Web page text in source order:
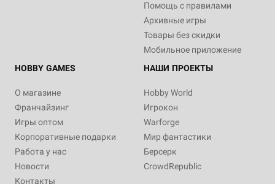
Помощь с правилами
Архивные игры
Товары без скидки
Мобильное приложение
HOBBY GAMES
О магазине
Франчайзинг
Игры оптом
Корпоративные подарки
Работа у нас
Новости
Контакты
НАШИ ПРОЕКТЫ
Hobby World
Игрокон
Warforge
Мир фантастики
Берсерк
CrowdRepublic